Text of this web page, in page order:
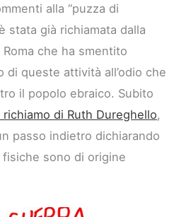
alla “puzza di
stata già richiamata dalla
che ha smentito
di queste attività all’odio che
il popolo ebraico. Subito
di Ruth Dureghello,
passo indietro dichiarando
sono di origine